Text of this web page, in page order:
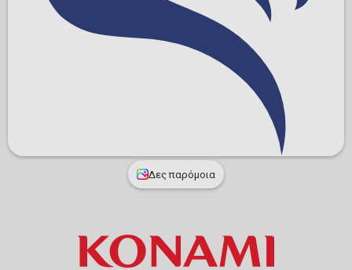
Δες παρόμοια